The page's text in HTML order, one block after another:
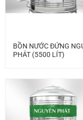
BỒN NƯỚC ĐỨNG
PHÁT (5500 LÍT)